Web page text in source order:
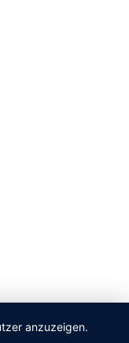
anzuzeigen.